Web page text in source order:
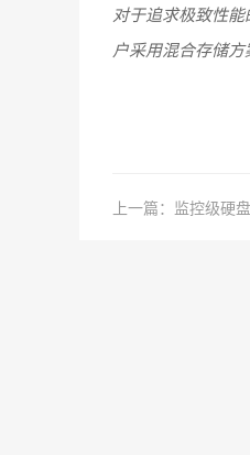
对于追求极致性
户采用混合存储